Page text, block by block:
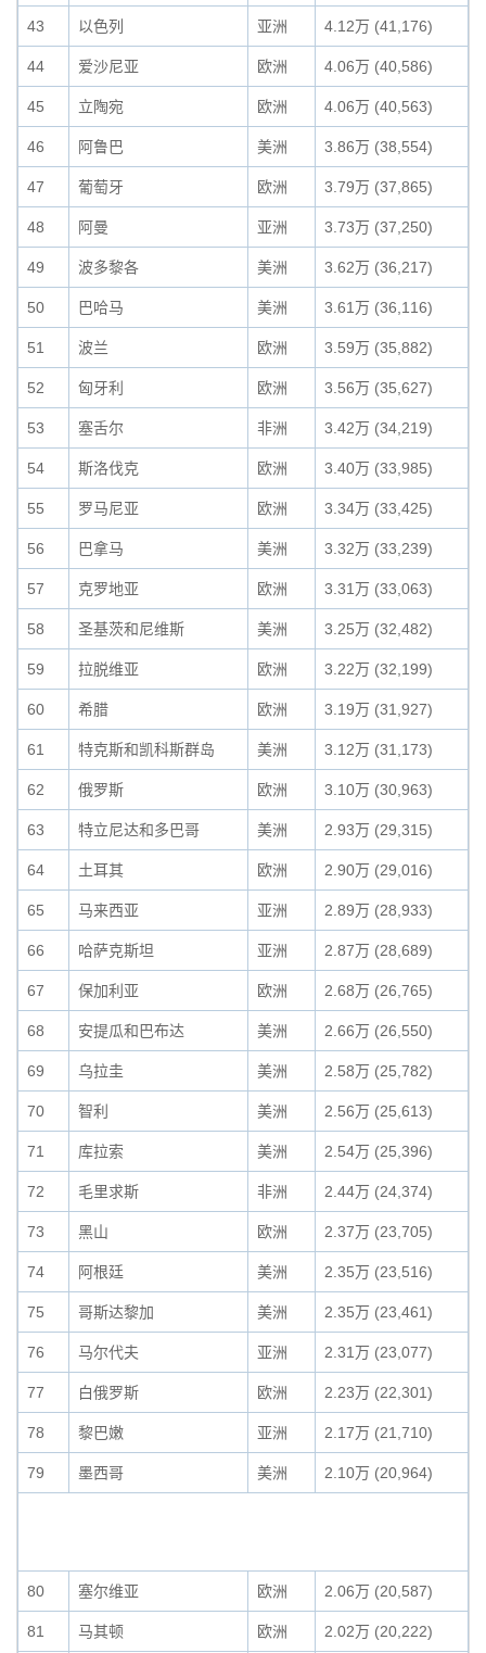
43 以色列 亚洲 4.12万 (41,176)
44 爱沙尼亚 欧洲 4.06万 (40,586)
45 立陶宛 欧洲 4.06万 (40,563)
46 阿鲁巴 美洲 3.86万 (38,554)
47 葡萄牙 欧洲 3.79万 (37,865)
48 阿曼 亚洲 3.73万 (37,250)
49 波多黎各 美洲 3.62万 (36,217)
50 巴哈马 美洲 3.61万 (36,116)
51 波兰 欧洲 3.59万 (35,882)
52 匈牙利 欧洲 3.56万 (35,627)
53 塞舌尔 非洲 3.42万 (34,219)
54 斯洛伐克 欧洲 3.40万 (33,985)
55 罗马尼亚 欧洲 3.34万 (33,425)
56 巴拿马 美洲 3.32万 (33,239)
57 克罗地亚 欧洲 3.31万 (33,063)
58 圣基茨和尼维斯 美洲 3.25万 (32,482)
59 拉脱维亚 欧洲 3.22万 (32,199)
60 希腊 欧洲 3.19万 (31,927)
61 特克斯和凯科斯群岛 美洲 3.12万 (31,173)
62 俄罗斯 欧洲 3.10万 (30,963)
63 特立尼达和多巴哥 美洲 2.93万 (29,315)
64 土耳其 欧洲 2.90万 (29,016)
65 马来西亚 亚洲 2.89万 (28,933)
66 哈萨克斯坦 亚洲 2.87万 (28,689)
67 保加利亚 欧洲 2.68万 (26,765)
68 安提瓜和巴布达 美洲 2.66万 (26,550)
69 乌拉圭 美洲 2.58万 (25,782)
70 智利 美洲 2.56万 (25,613)
71 库拉索 美洲 2.54万 (25,396)
72 毛里求斯 非洲 2.44万 (24,374)
73 黑山 欧洲 2.37万 (23,705)
74 阿根廷 美洲 2.35万 (23,516)
75 哥斯达黎加 美洲 2.35万 (23,461)
76 马尔代夫 亚洲 2.31万 (23,077)
77 白俄罗斯 欧洲 2.23万 (22,301)
78 黎巴嫩 亚洲 2.17万 (21,710)
79 墨西哥 美洲 2.10万 (20,964)
80 塞尔维亚 欧洲 2.06万 (20,587)
81 马其顿 欧洲 2.02万 (20,222)